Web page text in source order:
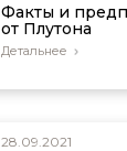
Факты и
от Плутона
Детальнее
28.09.2021